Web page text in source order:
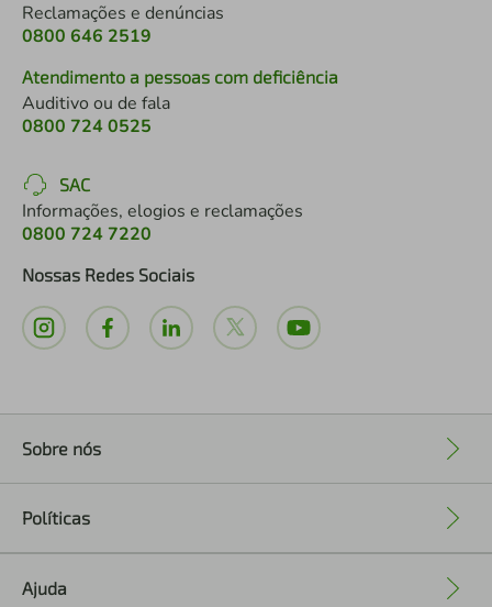
Reclamações e denúncias
0800 646 2519
Atendimento a pessoas com deficiência
Auditivo ou de fala
0800 724 0525
SAC
Informações, elogios e reclamações
0800 724 7220
Nossas Redes Sociais
Sobre nós
Políticas
Ajuda